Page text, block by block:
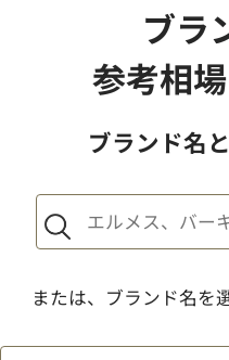
随分前に買ったもの
でも買取できますか
身分証は必ず必要で
店舗での査定時間は
か？
店頭買取の場合、予
ブラ
参考相
ブランド名
または、ブランド名を